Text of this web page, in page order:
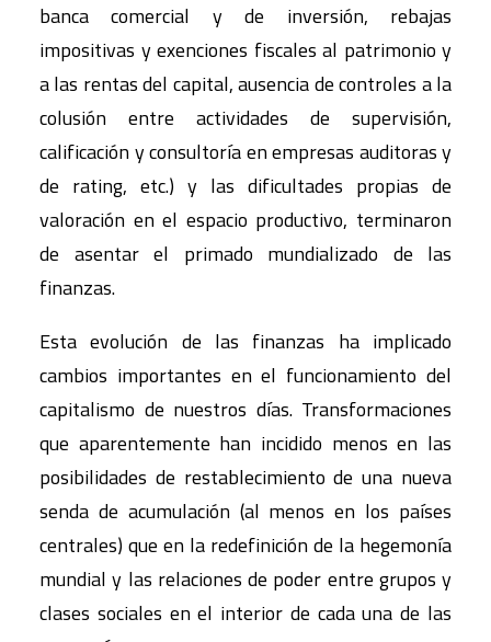
banca comercial y de inversión, rebajas
impositivas y exenciones fiscales al patrimonio y
a las rentas del capital, ausencia de controles a la
colusión entre actividades de supervisión,
calificación y consultoría en empresas auditoras y
de rating, etc.) y las dificultades propias de
valoración en el espacio productivo, terminaron
de asentar el primado mundializado de las
finanzas.
Esta evolución de las finanzas ha implicado
cambios importantes en el funcionamiento del
capitalismo de nuestros días. Transformaciones
que aparentemente han incidido menos en las
posibilidades de restablecimiento de una nueva
senda de acumulación (al menos en los países
centrales) que en la redefinición de la hegemonía
mundial y las relaciones de poder entre grupos y
clases sociales en el interior de cada una de las